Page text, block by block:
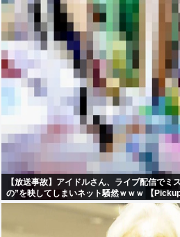
【放送事故】アイドルさん、ライブ配信でミ
の”を映してしまいネット騒然ｗｗｗ 【